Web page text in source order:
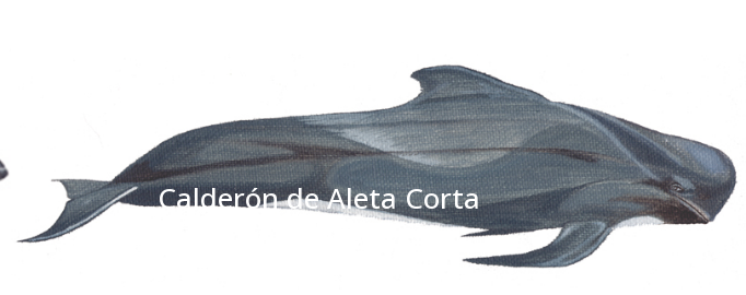
Calderón de Aleta Corta